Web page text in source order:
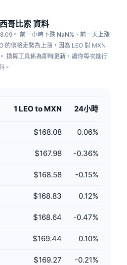
哥比索 資料
。 前一小時下跌 NaN% 、前一天上漲
的價格走勢為上漲，因為 LEO 對 MXN
換算工具係為即時更新，讓你每次進行
。
1 LEO to MXN 24小時
$168.08 0.06%
$167.98 -0.36%
$168.58 -0.15%
$168.83 0.12%
$168.64 -0.47%
$169.44 0.10%
$169.27 -0.21%